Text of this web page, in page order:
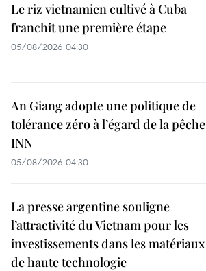
Le riz vietnamien cultivé à Cuba
franchit une première étape
05/08/2026 04:30
An Giang adopte une politique de
tolérance zéro à l’égard de la pêche
INN
05/08/2026 04:30
La presse argentine souligne
l’attractivité du Vietnam pour les
investissements dans les matériaux
de haute technologie